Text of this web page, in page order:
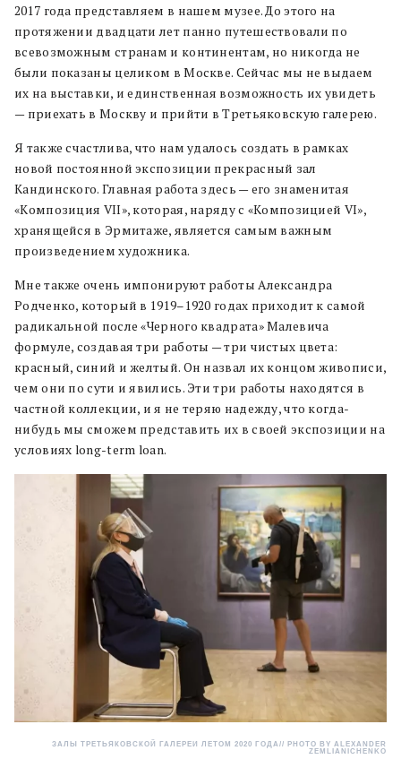
2017 года представляем в нашем музее. До этого на
протяжении двадцати лет панно путешествовали по
всевозможным странам и континентам, но никогда не
были показаны целиком в Москве. Сейчас мы не выдаем
их на выставки, и единственная возможность их увидеть
— приехать в Москву и прийти в Третьяковскую галерею.
Я также счастлива, что нам удалось создать в рамках
новой постоянной экспозиции прекрасный зал
Кандинского. Главная работа здесь — его знаменитая
«Композиция VII», которая, наряду с «Композицией VI»,
хранящейся в Эрмитаже, является самым важным
произведением художника.
Мне также очень импонируют работы Александра
Родченко, который в 1919–1920 годах приходит к самой
радикальной после «Черного квадрата» Малевича
формуле, создавая три работы — три чистых цвета:
красный, синий и желтый. Он назвал их концом живописи,
чем они по сути и явились. Эти три работы находятся в
частной коллекции, и я не теряю надежду, что когда-
нибудь мы сможем представить их в своей экспозиции на
условиях long-term loan.
ЗАЛЫ ТРЕТЬЯКОВСКОЙ ГАЛЕРЕИ ЛЕТОМ 2020 ГОДА// PHOTO BY ALEXANDER
ZEMLIANICHENKO